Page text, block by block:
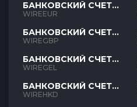
БАНКОВСКИЙ СЧЕТ
EUR
WIREEUR
БАНКОВСКИЙ СЧЕТ
GBP
WIREGBP
БАНКОВСКИЙ СЧЕТ
GEL
WIREGEL
БАНКОВСКИЙ СЧЕТ
HKD
WIREHKD